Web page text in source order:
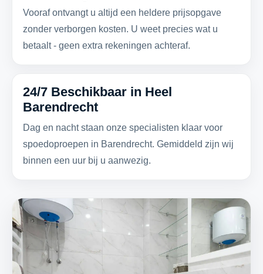
Vooraf ontvangt u altijd een heldere prijsopgave
zonder verborgen kosten. U weet precies wat u
betaalt - geen extra rekeningen achteraf.
24/7 Beschikbaar in Heel
Barendrecht
Dag en nacht staan onze specialisten klaar voor
spoedoproepen in Barendrecht. Gemiddeld zijn wij
binnen een uur bij u aanwezig.